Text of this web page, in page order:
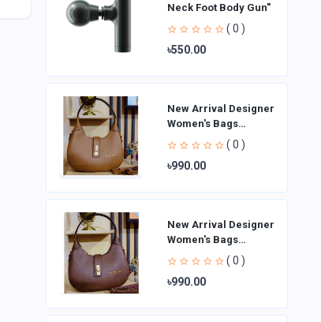
Neck Foot Body Gun"
( 0 )
৳550.00
New Arrival Designer
Women′s Bags
Fashion Curved
design Handbags
Shoulder Bag La
( 0 )
৳990.00
New Arrival Designer
Women′s Bags
Fashion Curved
design Handbags
Shoulder Bag La
( 0 )
৳990.00